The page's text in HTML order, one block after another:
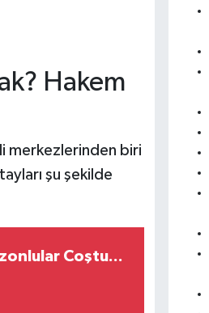
Hakem
merkezlerinden biri
şu şekilde
Coştu...